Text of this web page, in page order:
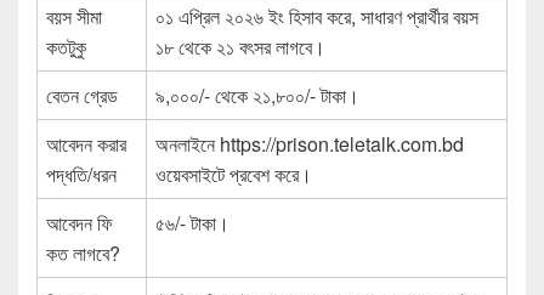
বয়স সীমা
কতটুকু
০১ এপ্রিল ২০২৬ ইং হিসাব করে, সাধারণ প্রার্থীর বয়স
১৮ থেকে ২১ বৎসর লাগবে।
বেতন গ্রেড
৯,০০০/- থেকে ২১,৮০০/- টাকা।
আবেদন করার
পদ্ধতি/ধরন
অনলাইনে https://prison.teletalk.com.bd
ওয়েবসাইটে প্রবেশ করে।
আবেদন ফি
কত লাগবে?
৫৬/- টাকা।